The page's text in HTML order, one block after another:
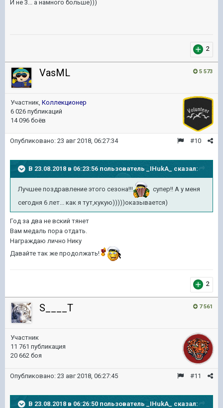
И не 3... а намного больше)))
2
5 573
VasML
Участник, Коллекционер
6 026 публикаций
14 096 боёв
#10
Опубликовано: 23 авг 2018, 06:27:34
В 23.08.2018 в 06:23:56 пользователь _IHukA_ сказал:
Лучшее поздравление этого сезона!!!
супер!! А у меня
сегодня 6 лет... как я тут,кукую)))))оказывается)
Год за два не вский тянет
Вам медаль пора отдать.
Награждаю лично Нику
Давайте так же продолжать!
2
7 561
S____T
Участник
11 761 публикация
20 662 боя
#11
Опубликовано: 23 авг 2018, 06:27:45
В 23.08.2018 в 06:26:50 пользователь _IHukA_ сказал: